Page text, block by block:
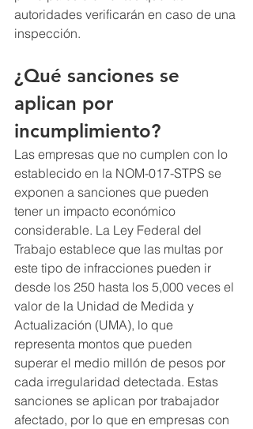
autoridades verificarán en caso de una
inspección.
¿Qué sanciones se
aplican por
incumplimiento?
Las empresas que no cumplen con lo
establecido en la NOM-017-STPS se
exponen a sanciones que pueden
tener un impacto económico
considerable. La Ley Federal del
Trabajo establece que las multas por
este tipo de infracciones pueden ir
desde los 250 hasta los 5,000 veces el
valor de la Unidad de Medida y
Actualización (UMA), lo que
representa montos que pueden
superar el medio millón de pesos por
cada irregularidad detectada. Estas
sanciones se aplican por trabajador
afectado, por lo que en empresas con